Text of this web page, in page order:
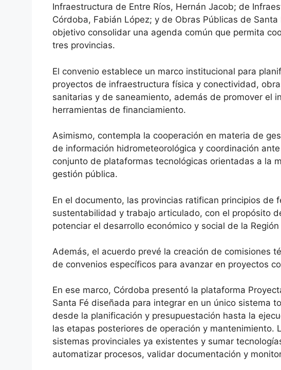
Infraestructura de Entre Ríos, Hernán Jacob; de
Córdoba, Fabián López; y de Obras Públicas de
objetivo consolidar una agenda común que permita
tres provincias.
El convenio establece un marco institucional para
proyectos de infraestructura física y conectividad,
sanitarias y de saneamiento, además de promover el
herramientas de financiamiento.
Asimismo, contempla la cooperación en materia de
de información hidrometeorológica y coordinación
conjunto de plataformas tecnológicas orientadas a la
gestión pública.
En el documento, las provincias ratifican principios de
sustentabilidad y trabajo articulado, con el propósito
potenciar el desarrollo económico y social de la Región
Además, el acuerdo prevé la creación de comisiones
de convenios específicos para avanzar en proyectos
En ese marco, Córdoba presentó la plataforma
Santa Fé diseñada para integrar en un único sistema
desde la planificación y presupuestación hasta la
las etapas posteriores de operación y mantenimiento.
sistemas provinciales ya existentes y sumar
automatizar procesos, validar documentación y